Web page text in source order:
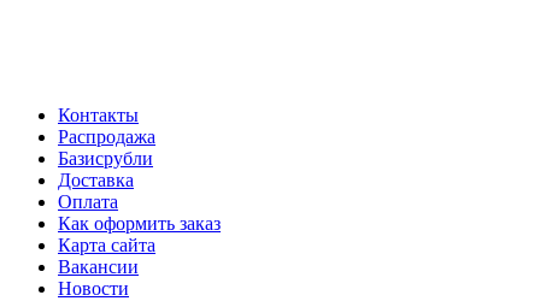
Контакты
Распродажа
Базисрубли
Доставка
Оплата
Как оформить заказ
Карта сайта
Вакансии
Новости